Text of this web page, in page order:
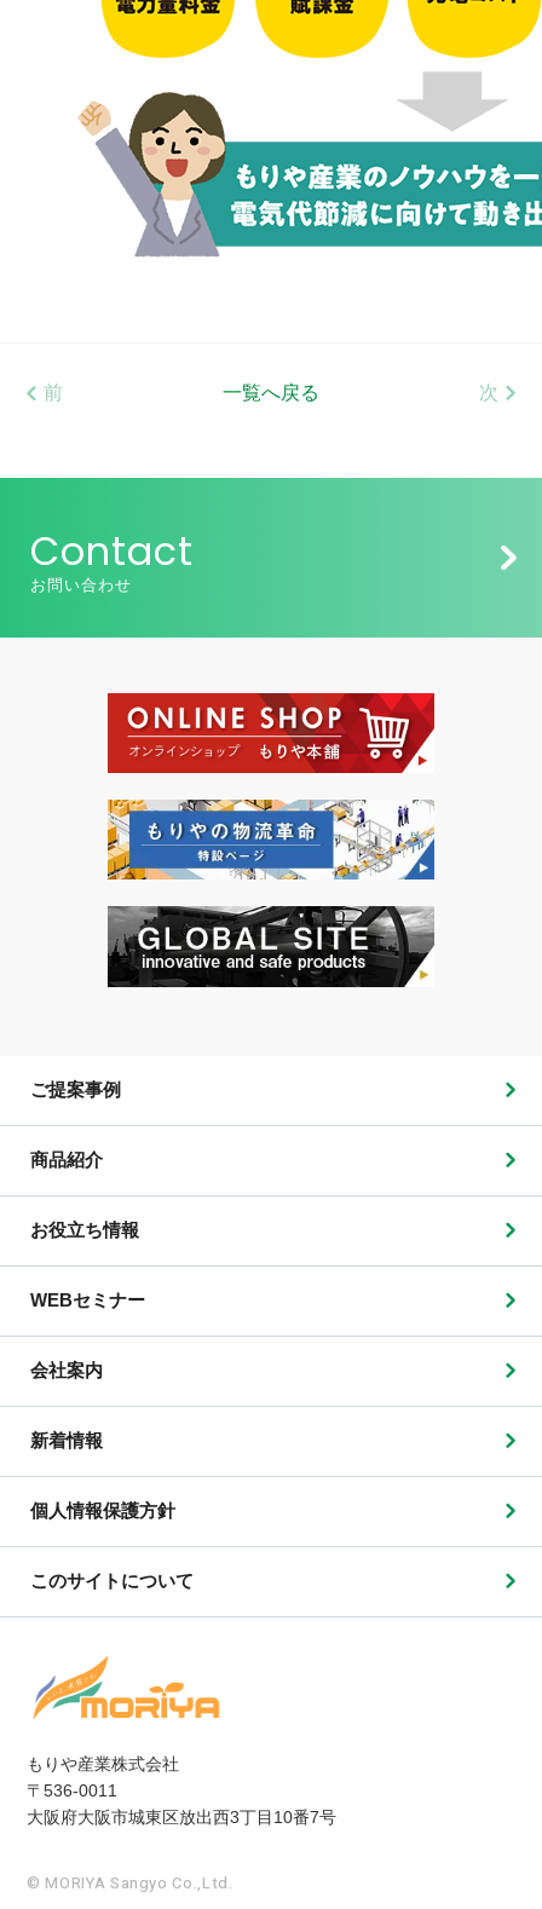
前 一覧へ戻る 次
Contact
お問い合わせ
もりや産業株式会社
〒536-0011
大阪府大阪市城東区放出西3丁目10番7号
ご提案事例
商品紹介
お役立ち情報
WEBセミナー
会社案内
新着情報
個人情報保護方針
このサイトについて
© MORIYA Sangyo Co.,Ltd.